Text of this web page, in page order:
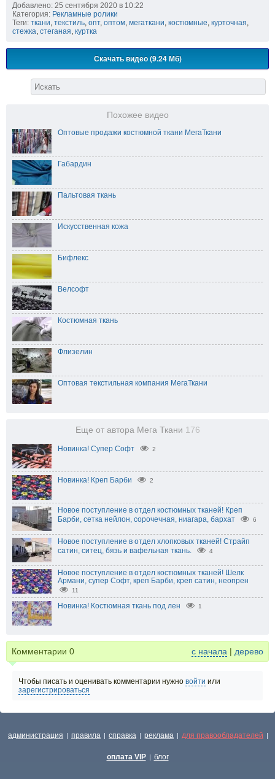
Добавлено: 25 сентября 2020 в 10:22
Категория: Рекламные ролики
Теги: ткани текстиль опт, оптом мегаткани костюмные курточная
стежка стеганая куртка
Скачать видео (9.24 Мб)
Похожее видео
Оптовые продажи костюмной ткани МегаТкани
Габардин
Пальтовая ткань
Искусственная кожа
Бифлекс
Велсофт
Костюмная ткань
Флизелин
Оптовая текстильная компания МегаТкани
Еще от автора Мега Ткани 176
Новинка! Супер Софт 2
Новинка! Креп Барби 2
Новое поступление в отдел костюмных тканей! Креп
Барби, сетка нейлон, сорочечная, ниагара, бархат
6
Новое поступление в отдел хлопковых тканей! Страйп
сатин, ситец, бязь и вафельная ткань.
4
Новое поступление в отдел костюмных тканей! Шелк
Армани, супер Софт, креп Барби, креп сатин, неопрен
11
Новинка! Костюмная ткань под лен 1
Комментарии 0 с начала | дерево
Чтобы писать и оценивать комментарии нужно войти или
зарегистрироваться
администрация | правила | справка | реклама | для правообладателей |
оплата VIP | блог